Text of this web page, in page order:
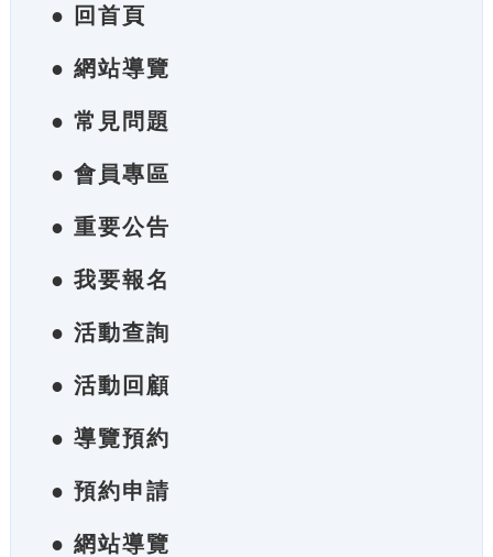
● 回首頁
● 網站導覽
● 常見問題
● 會員專區
● 重要公告
● 我要報名
● 活動查詢
● 活動回顧
● 導覽預約
● 預約申請
● 網站導覽